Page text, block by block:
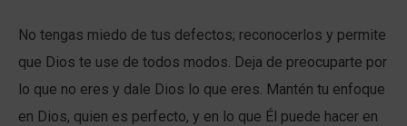
No tengas miedo de tus defectos; reconocerlos y permite
que Dios te use de todos modos. Deja de preocuparte por
lo que no eres y dale Dios lo que eres. Mantén tu enfoque
en Dios, quien es perfecto, y en lo que Él puede hacer en